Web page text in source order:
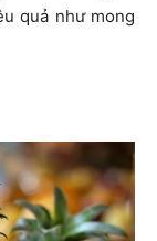
quả như mong